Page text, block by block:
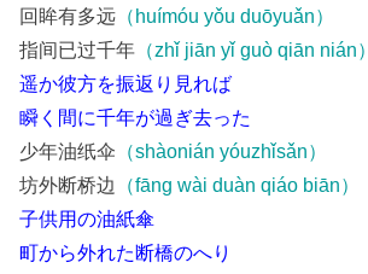
回眸有多远 （huímóu yǒu duōyuǎn）
指间已过千年 （zhǐ jiān yǐ guò qiān nián）
遥か彼方を振返り見れば
瞬く間に千年が過ぎ去った
少年油纸伞 （shàonián yóuzhǐsǎn）
坊外断桥边
（fāng wài duàn qiáo biān）
子供用の油紙傘
町から外れた断橋のへり